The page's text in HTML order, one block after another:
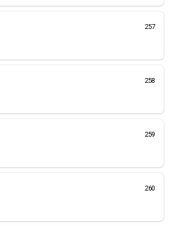
257
258
259
260